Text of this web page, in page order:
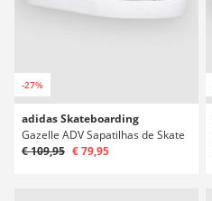
-27%
adidas Skateboarding
Gazelle ADV Sapatilhas de Skate
€ 109,95 € 79,95